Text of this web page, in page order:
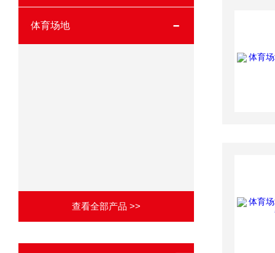
体育场地
查看全部产品 >>